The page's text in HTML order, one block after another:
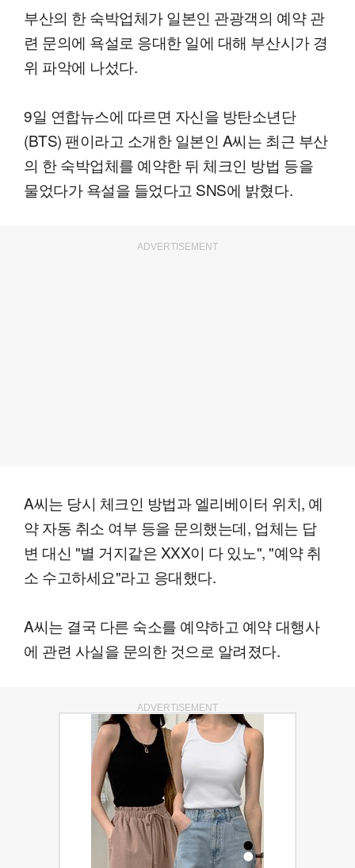
부산의 한 숙박업체가 일본인 관광객의 예약 관
련 문의에 욕설로 응대한 일에 대해 부산시가 경
위 파악에 나섰다.
9일 연합뉴스에 따르면 자신을 방탄소년단
(BTS) 팬이라고 소개한 일본인 A씨는 최근 부산
의 한 숙박업체를 예약한 뒤 체크인 방법 등을
물었다가 욕설을 들었다고 SNS에 밝혔다.
ADVERTISEMENT
A씨는 당시 체크인 방법과 엘리베이터 위치, 예
약 자동 취소 여부 등을 문의했는데, 업체는 답
변 대신 "별 거지같은 XXX이 다 있노", "예약 취
소 수고하세요"라고 응대했다.
A씨는 결국 다른 숙소를 예약하고 예약 대행사
에 관련 사실을 문의한 것으로 알려졌다.
ADVERTISEMENT